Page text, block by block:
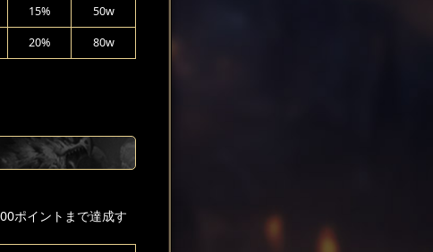
15% 50w
20% 80w
ポイントまで達成す